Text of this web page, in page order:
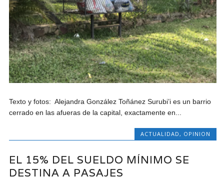
Texto y fotos: Alejandra González Toñánez Surubi’i es un barrio
cerrado en las afueras de la capital, exactamente en...
ACTUALIDAD , OPINION
EL 15% DEL SUELDO MÍNIMO SE
DESTINA A PASAJES